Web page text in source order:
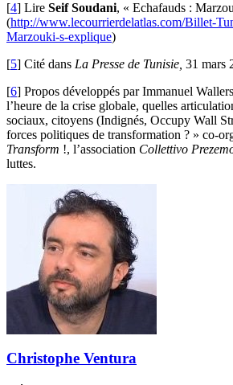
[4] Lire Seif Soudani, « Echafauds :
(http://www.lecourrierdelatlas.com/Billet-
Marzouki-s-explique)
[5] Cité dans La Presse de Tunisie, 31 mars
[6] Propos développés par Immanuel
l’heure de la crise globale, quelles
sociaux, citoyens (Indignés, Occupy Wall
forces politiques de transformation ? » co-
Transform !, l’association Collettivo
luttes.
Christophe Ventura